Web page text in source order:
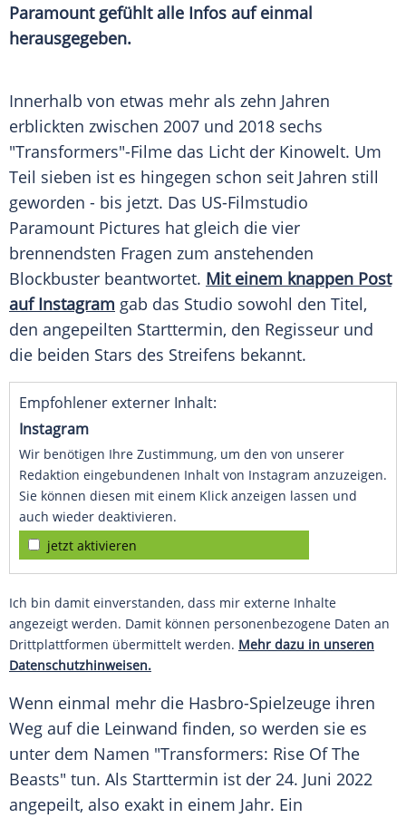
Paramount gefühlt alle Infos auf einmal
herausgegeben.
Innerhalb von etwas mehr als zehn Jahren
erblickten zwischen 2007 und 2018 sechs
"Transformers"-Filme das Licht der Kinowelt. Um
Teil sieben ist es hingegen schon seit Jahren still
geworden - bis jetzt. Das US-Filmstudio
Paramount Pictures hat gleich die vier
brennendsten Fragen zum anstehenden
Blockbuster beantwortet. Mit einem knappen Post
auf Instagram gab das Studio sowohl den Titel,
den angepeilten Starttermin, den Regisseur und
die beiden Stars des Streifens bekannt.
Empfohlener externer Inhalt:
Instagram
Wir benötigen Ihre Zustimmung, um den von unserer
Redaktion eingebundenen Inhalt von Instagram anzuzeigen.
Sie können diesen mit einem Klick anzeigen lassen und
auch wieder deaktivieren.
jetzt aktivieren
Ich bin damit einverstanden, dass mir externe Inhalte
angezeigt werden. Damit können personenbezogene Daten an
Drittplattformen übermittelt werden. Mehr dazu in unseren
Datenschutzhinweisen.
Wenn einmal mehr die Hasbro-Spielzeuge ihren
Weg auf die Leinwand finden, so werden sie es
unter dem Namen "Transformers: Rise Of The
Beasts" tun. Als Starttermin ist der 24. Juni 2022
angepeilt, also exakt in einem Jahr. Ein